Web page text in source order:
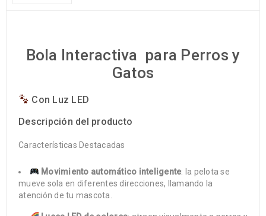
Bola Interactiva para Perros y
Gatos
Con Luz LED
Descripción del producto
Características Destacadas
Movimiento automático inteligente: la pelota se
mueve sola en diferentes direcciones, llamando la
atención de tu mascota.